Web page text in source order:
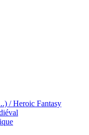
/ Heroic Fantasy